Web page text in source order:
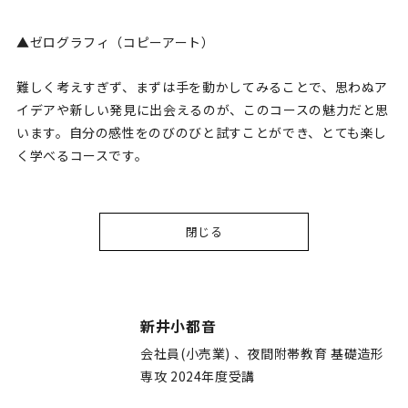
▲ゼログラフィ（コピーアート）
難しく考えすぎず、まずは手を動かしてみることで、思わぬア
イデアや新しい発見に出会えるのが、このコースの魅力だと思
います。自分の感性をのびのびと試すことができ、とても楽し
く学べるコースです。
閉じる
新井小都音
会社員(小売業) 、夜間附帯教育 基礎造形
専攻 2024年度受講